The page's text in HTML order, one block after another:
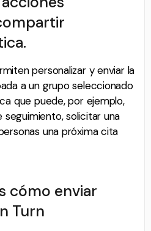
personalizar y enviar la
a un grupo seleccionado
que puede, por ejemplo,
solicitar una
una próxima cita
cómo enviar
Turn